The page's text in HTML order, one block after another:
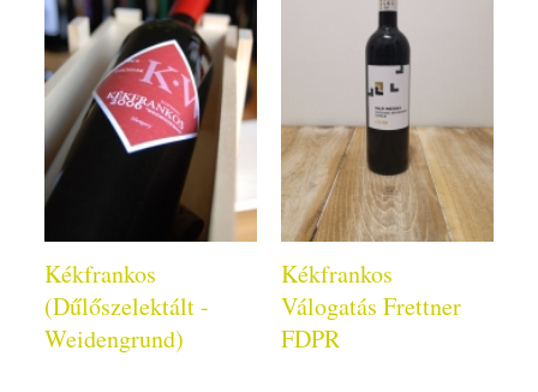
Kékfrankos
(Dűlőszelektált -
Weidengrund)
Kékfrankos
Válogatás Frettner
FDPR